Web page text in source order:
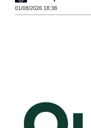
01/08/2026 18:38